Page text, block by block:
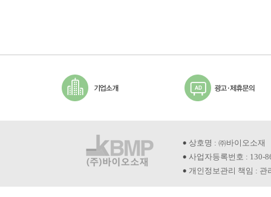
상호명 : ㈜바이오소재
사업자등록번호 : 130-
개인정보관리 책임 : 관